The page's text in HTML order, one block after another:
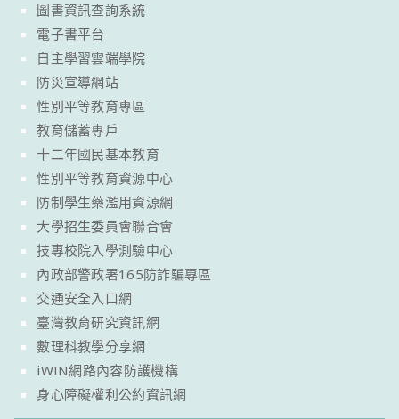
圖書資訊查詢系統
電子書平台
自主學習雲端學院
防災宣導網站
性別平等教育專區
教育儲蓄專戶
十二年國民基本教育
性別平等教育資源中心
防制學生藥濫用資源網
大學招生委員會聯合會
技專校院入學測驗中心
內政部警政署165防詐騙專區
交通安全入口網
臺灣教育研究資訊網
數理科教學分享網
iWIN網路內容防護機構
身心障礙權利公約資訊網